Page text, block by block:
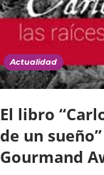
Actualidad
El libro
de un
Gourmand